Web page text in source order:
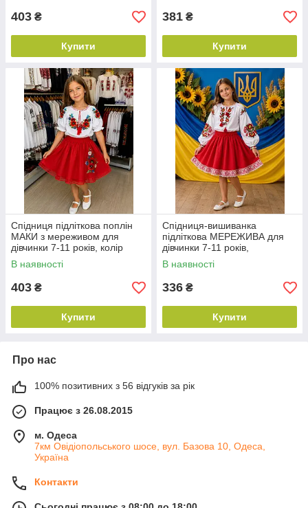
403 ₴
Купити
381 ₴
Купити
Спідниця підліткова поплін
МАКИ з мереживом для
дівчинки 7-11 років, колір
червоний
В наявності
403 ₴
Купити
Спідниця-вишиванка
підліткова МЕРЕЖИВА для
дівчинки 7-11 років,
червоного кольору
В наявності
336 ₴
Купити
Про нас
100% позитивних з 56 відгуків за рік
Працює з 26.08.2015
м. Одеса
7км Овідіопольського шосе, вул. Базова 10, Одеса,
Україна
Контакти